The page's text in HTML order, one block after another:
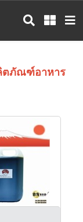
ตภัณฑ์อาหาร